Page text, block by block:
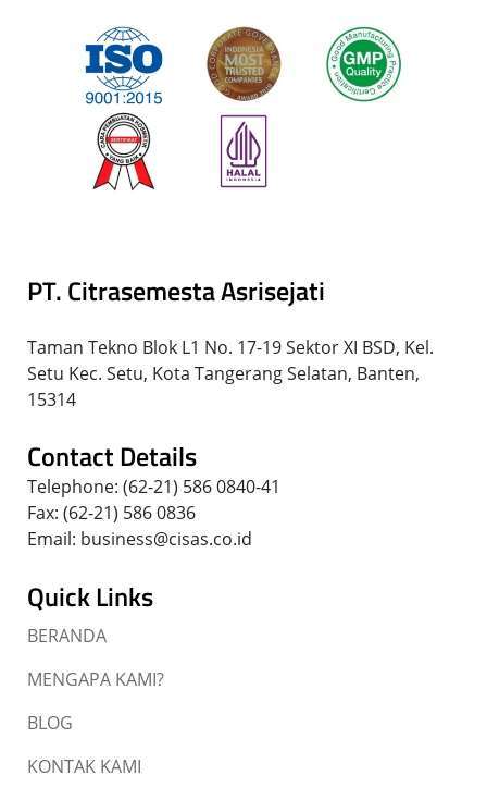
PT. Citrasemesta Asrisejati
Taman Tekno Blok L1 No. 17-19 Sektor XI BSD, Kel.
Setu Kec. Setu, Kota Tangerang Selatan, Banten,
15314
Contact Details
Telephone: (62-21) 586 0840-41
Fax: (62-21) 586 0836
Email: business@cisas.co.id
Quick Links
BERANDA
MENGAPA KAMI?
BLOG
KONTAK KAMI